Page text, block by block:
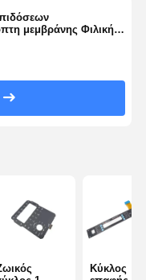
μεμβράνης Φιλική
Κύκλος